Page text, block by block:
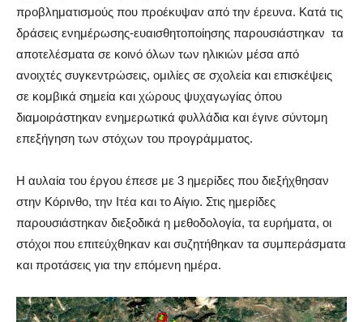
προβληματισμούς που προέκυψαν από την έρευνα. Κατά τις
δράσεις ενημέρωσης-ευαισθητοποίησης παρουσιάστηκαν τα
αποτελέσματα σε κοινό όλων των ηλικιών μέσα από
ανοιχτές συγκεντρώσεις, ομιλίες σε σχολεία και επισκέψεις
σε κομβικά σημεία και χώρους ψυχαγωγίας όπου
διαμοιράστηκαν ενημερωτικά φυλλάδια και έγινε σύντομη
επεξήγηση των στόχων του προγράμματος.
Η αυλαία του έργου έπεσε με 3 ημερίδες που διεξήχθησαν
στην Κόρινθο, την Ιτέα και το Αίγιο. Στις ημερίδες
παρουσιάστηκαν διεξοδικά η μεθοδολογία, τα ευρήματα, οι
στόχοι που επιτεύχθηκαν και συζητήθηκαν τα συμπεράσματα
και προτάσεις για την επόμενη ημέρα.